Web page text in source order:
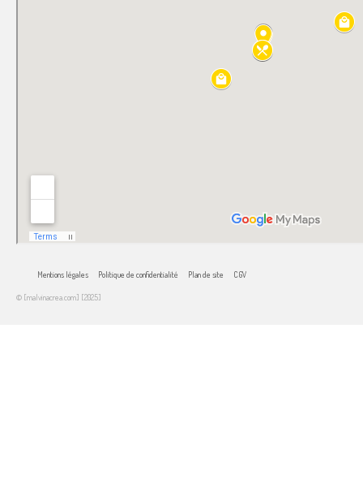
Mentions légales Politique de confidentialité Plan de site CGV
© [malvinacrea.com] [2025]